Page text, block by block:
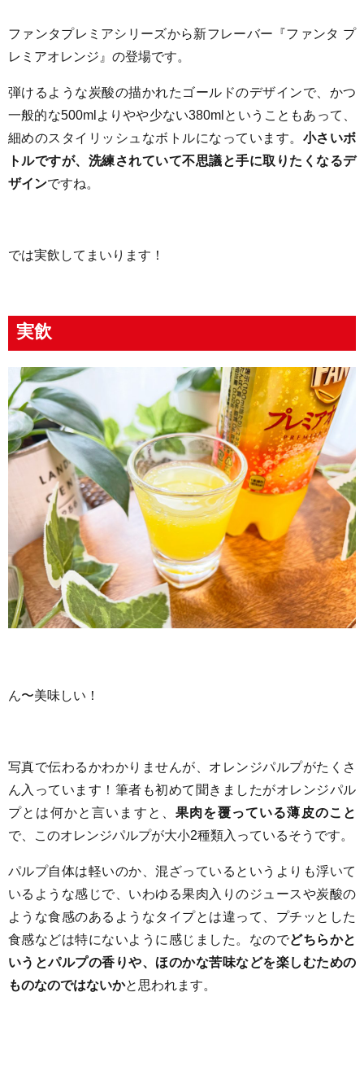
ファンタプレミアシリーズから新フレーバー『ファンタ プ
レミアオレンジ』の登場です。
弾けるような炭酸の描かれたゴールドのデザインで、かつ
一般的な500mlよりやや少ない380mlということもあって、
細めのスタイリッシュなボトルになっています。 小さいボ
トルですが、洗練されていて不思議と手に取りたくなるデ
ザインですね。
では実飲してまいります！
実飲
ん〜美味しい！
写真で伝わるかわかりませんが、オレンジパルプがたくさ
ん入っています！筆者も初めて聞きましたがオレンジパル
プとは何かと言いますと、 果肉を覆っている薄皮のこと
で、このオレンジパルプが大小2種類入っているそうです。
パルプ自体は軽いのか、混ざっているというよりも浮いて
いるような感じで、いわゆる果肉入りのジュースや炭酸の
ような食感のあるようなタイプとは違って、プチッとした
食感などは特にないように感じました。なのでどちらかと
いうとパルプの香りや、ほのかな苦味などを楽しむための
ものなのではないかと思われます。